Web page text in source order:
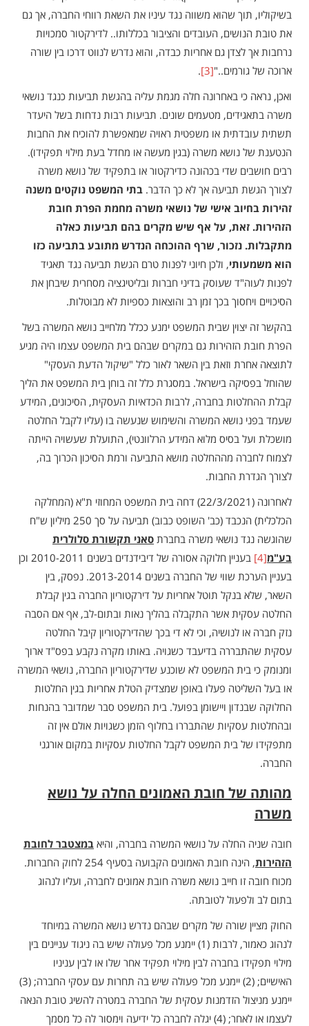
בשיקוליו, תוך שהוא משווה נגד עיניו את השאת רווחי החברה, אך גם
את טובת הנושים, העובדים והציבור בכללותו.. לדירקטור סמכויות
נרחבות אך לצדן גם אחריות כבדה, והוא נדרש לנווט דרכו בין שורה
ארוכה של גורמים.."[3]
.
ואכן, נראה כי באחרונה חלה מגמת עליה בהגשת תביעות כנגד נושאי
משרה בתאגידים, מטעמים שונים. תביעות רבות נדחות בשל היעדר
תשתית עובדתית או משפטית ראויה שמאפשרת להוכיח את החבות
הנטענת של נושא משרה (בגין מעשה או מחדל בעת מילוי תפקידו).
רבים חושבים שדי בכהונה כדירקטור או בתפקיד של נושא משרה
לצורך הגשת תביעה אך לא כך הדבר. בתי המשפט נוקטים משנה
זהירות בחיוב אישי של נושאי משרה מחמת הפרת חובת
הזהירות. זאת, על אף שיש מקרים בהם תביעות כאלה
מתקבלות. נזכור, שרף ההוכחה הנדרש מתובע בתביעה כזו
הוא משמעותי, ולכן חיוני לפנות טרם הגשת תביעה נגד תאגיד
לפנות לעוה"ד שעוסק בדיני חברות ובליטיגציה מסחרית שיבחן את
הסיכויים ויחסוך בכך זמן רב והוצאות כספיות לא מבוטלות.
בהקשר זה יצוין שבית המשפט ימנע ככלל מלחייב נושא המשרה בשל
הפרת חובת הזהירות גם במקרים שבהם בית המשפט עצמו היה מגיע
לתוצאה אחרת וזאת בין השאר לאור כלל "שיקול הדעת העסקי"
שהוחל בפסיקה בישראל. במסגרת כלל זה בוחן בית המשפט את הליך
קבלת ההחלטות בחברה, לרבות הכדאיות העסקית, הסיכונים, המידע
שעמד בפני נושא המשרה והשימוש שנעשה בו (עליו לקבל החלטה
מושכלת ועל בסיס מלוא המידע הרלוונטי), התועלת שעשויה הייתה
לצמוח לחברה מההחלטה מושא התביעה ורמת הסיכון הכרוך בה,
לצורך הגדרת החבות.
לאחרונה (22/3/2021) דחה בית המשפט המחוזי ת"א (המחלקה
הכלכלית) הנכבד (כב' השופט כבוב) תביעה על סך 250 מיליון ש"ח
שהוגשה נגד נושאי משרה בחברת סאני תקשורת סלולרית
בע"מ[4]
בעניין חלוקה אסורה של דיבידנדים בשנים 2010-2011 וכן
בעניין הערכת שווי של החברה בשנים 2013-2014. נפסק, בין
השאר, שלא בנקל תוטל אחריות על דירקטוריון החברה בגין קבלת
החלטה עסקית אשר התקבלה בהליך נאות ובתום-לב, אף אם הסבה
נזק חברה או לנושיה, וכי לא די בכך שהדירקטוריון קיבל החלטה
עסקית שהתבררה בדיעבד כשגויה. באותו מקרה נקבע בפס"ד ארוך
ומנומק כי בית המשפט לא שוכנע שדירקטוריון החברה, נושאי המשרה
או בעל השליטה פעלו באופן שמצדיק הטלת אחריות בגין החלטות
החלוקה שבנדון ויישומן בפועל. בית המשפט סבר שמדובר בהנחות
ובהחלטות עסקיות שהתבררו בחלוף הזמן כשגויות אולם אין זה
מתפקידו של בית המשפט לקבל החלטות עסקיות במקום אורגני
החברה.
מהותה של חובת האמונים החלה על נושא
משרה
חובה שניה החלה על נושאי המשרה בחברה, והיא במצטבר לחובת
הזהירות
, הינה חובת האמונים הקבועה בסעיף 254 לחוק החברות.
מכוח חובה זו חייב נושא משרה חובת אמונים לחברה, ועליו לנהוג
בתום לב ולפעול לטובתה.
החוק מציין שורה של מקרים שבהם נדרש נושא המשרה במיוחד
לנהוג כאמור, לרבות (1) יימנע מכל פעולה שיש בה ניגוד עניינים בין
מילוי תפקידו בחברה לבין מילוי תפקיד אחר שלו או לבין עניניו
האישיים; (2) יימנע מכל פעולה שיש בה תחרות עם עסקי החברה; (3)
יימנע מניצול הזדמנות עסקית של החברה במטרה להשיג טובת הנאה
לעצמו או לאחר; (4) יגלה לחברה כל ידיעה וימסור לה כל מסמך